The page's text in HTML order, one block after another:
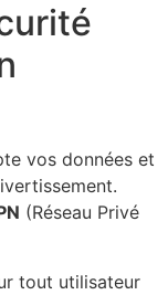
vos données et
(Réseau Privé
tout utilisateur